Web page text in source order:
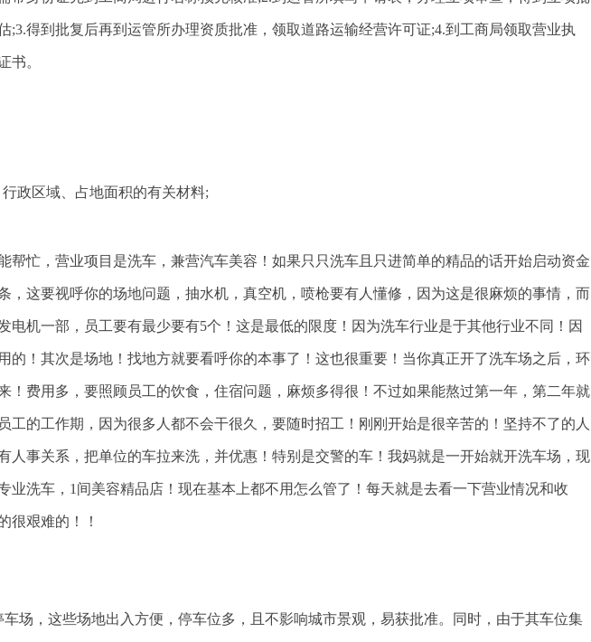
;3.得到批复后再到运管所办理资质批准，领取道路运输经营许可证;4.到工商局领取营业执
书。
政区域、占地面积的有关材料;
帮忙，营业项目是洗车，兼营汽车美容！如果只只洗车且只进简单的精品的话开始启动资金
，这要视呼你的场地问题，抽水机，真空机，喷枪要有人懂修，因为这是很麻烦的事情，而
电机一部，员工要有最少要有5个！这是最低的限度！因为洗车行业是于其他行业不同！因
的！其次是场地！找地方就要看呼你的本事了！这也很重要！当你真正开了洗车场之后，环
！费用多，要照顾员工的饮食，住宿问题，麻烦多得很！不过如果能熬过第一年，第二年就
工的工作期，因为很多人都不会干很久，要随时招工！刚刚开始是很辛苦的！坚持不了的人
人事关系，把单位的车拉来洗，并优惠！特别是交警的车！我妈就是一开始就开洗车场，现
业洗车，1间美容精品店！现在基本上都不用怎么管了！每天就是去看一下营业情况和收
很艰难的！！
场，这些场地出入方便，停车位多，且不影响城市景观，易获批准。同时，由于其车位集